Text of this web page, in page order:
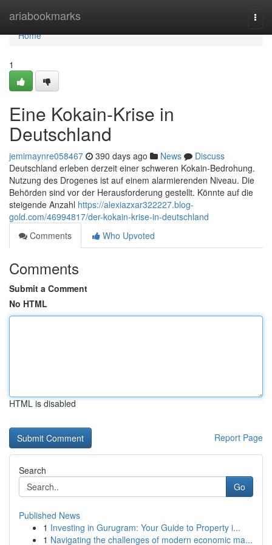
ariabookmarks
Home
Home
1
Eine Kokain-Krise in
Deutschland
jemimaynre058467 390 days ago News
Discuss
Deutschland erleben derzeit einer schweren Kokain-Bedrohung.
Nutzung des Drogenes ist auf einem alarmierenden Niveau. Die
Behörden sind vor der Herausforderung gestellt. Könnte auf die
steigende Anzahl https://alexiazxar322227.blog-
gold.com/46994817/der-kokain-krise-in-deutschland
Comments
Who Upvoted
Comments
Submit a Comment
No HTML
HTML is disabled
Report Page
Search
Go
Published News
1 Investing in Gurugram: Your Guide to Property i...
1 Navigating the challenges of modern economic ma...